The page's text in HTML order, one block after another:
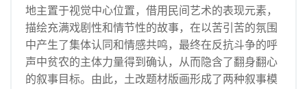
地主置于视觉中心位置，借用民间艺术的表现元素，
描绘充满戏剧性和情节性的故事，在以苦引苦的氛围
中产生了集体认同和情感共鸣，最终在反抗斗争的呼
声中贫农的主体力量得到确认，从而隐含了翻身翻心
的叙事目标。由此，土改题材版画形成了两种叙事模